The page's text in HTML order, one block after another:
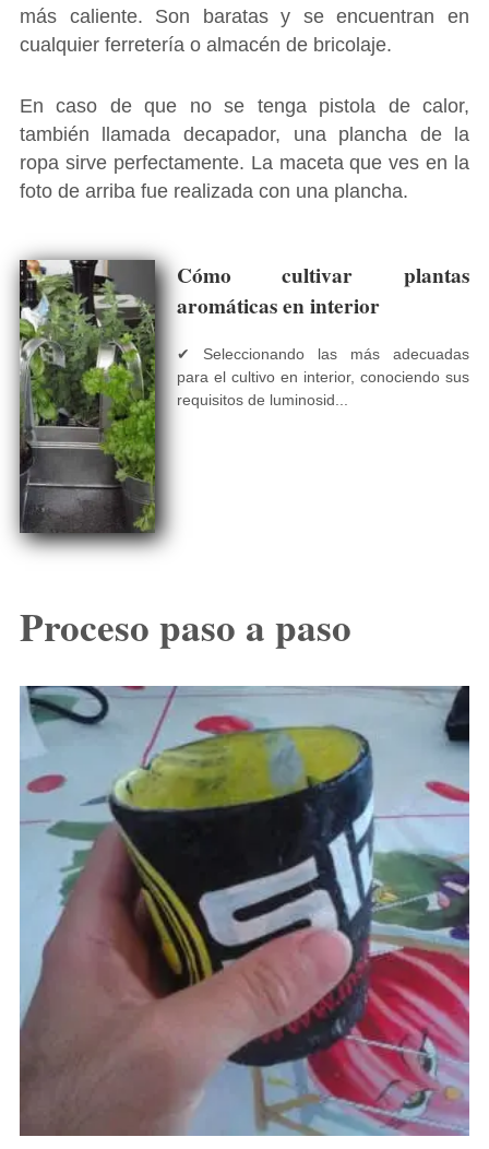
más caliente. Son baratas y se encuentran en
cualquier ferretería o almacén de bricolaje.
En caso de que no se tenga pistola de calor,
también llamada decapador, una plancha de la
ropa sirve perfectamente. La maceta que ves en la
foto de arriba fue realizada con una plancha.
Cómo cultivar plantas
aromáticas en interior
✔ Seleccionando las más adecuadas
para el cultivo en interior, conociendo sus
requisitos de luminosid...
Proceso paso a paso